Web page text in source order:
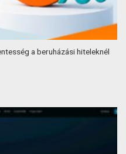
a beruházási hiteleknél